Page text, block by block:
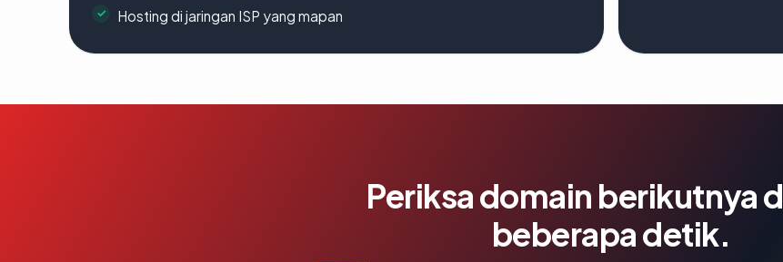
Hosting di jaringan ISP yang mapan
Periksa domain berikutnya
beberapa detik.